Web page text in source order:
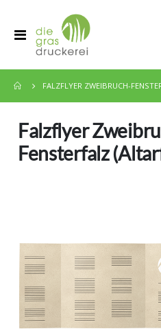
Toggle
Nav
FALZFLYER ZWEIBRUCH-
Falzflyer
Fensterfalz